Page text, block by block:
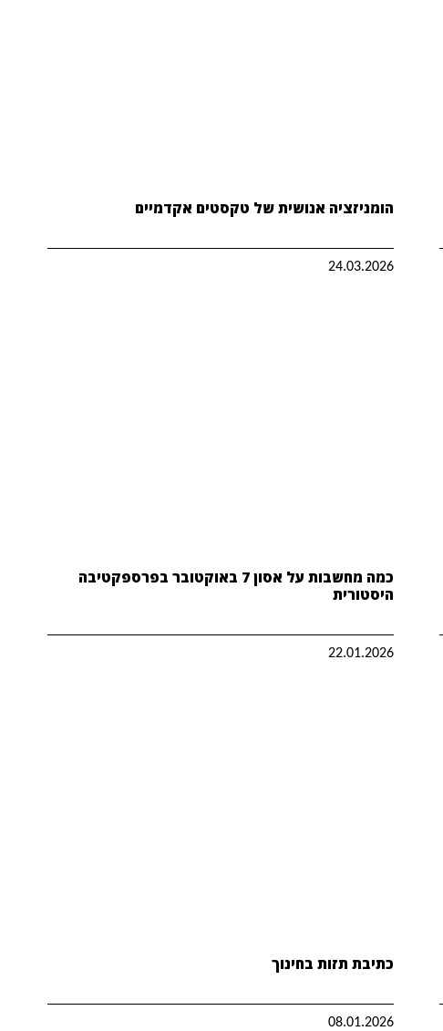
הומניזציה אנושית של טקסטים אקדמיים
24.03.2026
כמה מחשבות על אסון 7 באוקטובר בפרספקטיבה
היסטורית
22.01.2026
כתיבת תזות בחינוך
08.01.2026